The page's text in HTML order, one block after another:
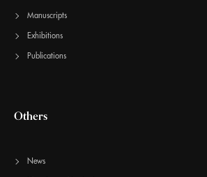
Manuscripts
Exhibitions
Publications
Others
News